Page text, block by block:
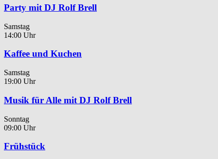
Party mit DJ Rolf Brell
Samstag
14:00 Uhr
Kaffee und Kuchen
Samstag
19:00 Uhr
Musik für Alle mit DJ Rolf Brell
Sonntag
09:00 Uhr
Frühstück